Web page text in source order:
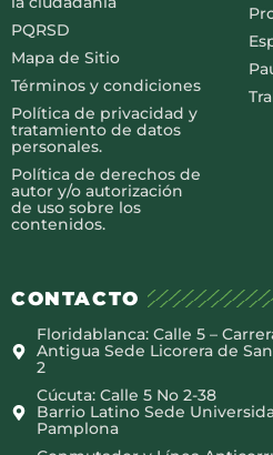
PQRSD
Mapa de Sitio
Términos y condiciones
Política de privacidad y
tratamiento de datos
personales.
Política de derechos de
autor y/o autorización
de uso sobre los
contenidos.
CONTACTO
Floridablanca: Calle 5 –
Antigua Sede Licorera de
2
Cúcuta: Calle 5 No 2-38
Barrio Latino Sede
Pamplona